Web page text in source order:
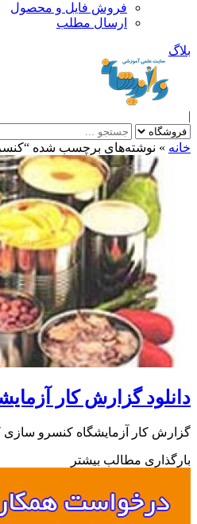
فروش فایل و محصول
ارسال مطلب
بلاگ
|
خانه » نوشته‌های برچسب شده
دانلود ﮔﺰﺍﺭﺵ ﮐﺎﺭ
ﮔﺰﺍﺭﺵ ﮐﺎﺭ ﺁﺯﻣﺎﯾﺸﮕﺎﻩ ﮐﻨﺴﺮﻭ ﺳﺎﺯﯼ
بارگذاری مطالب بیشتر